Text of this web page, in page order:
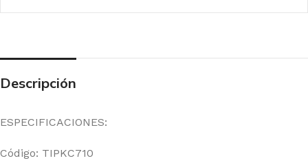
Descripción
ESPECIFICACIONES:
Código: TIPKC710